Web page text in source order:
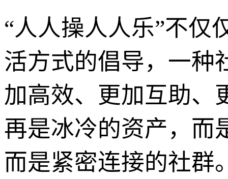
“人人操人人乐”不仅
活方式的倡导，一种
加高效、更加互助、
再是冰冷的资产，而
而是紧密连接的社群